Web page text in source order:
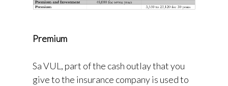
Premium
Sa VUL, part of the cash outlay that you
give to the insurance company is used to